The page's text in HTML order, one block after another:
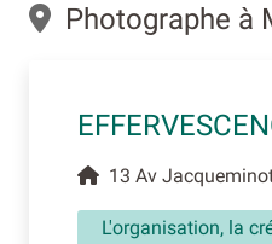
Photographe à
13 Av
L'organisation, la